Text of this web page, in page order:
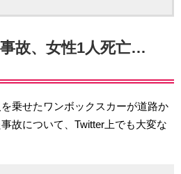
故、女性1人死亡…
乗せたワンボックスカーが道路か
故について、Twitter上でも大変な